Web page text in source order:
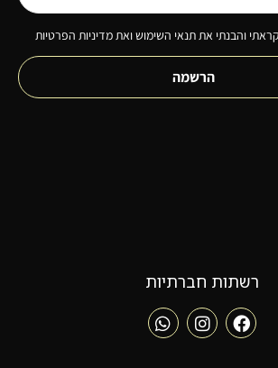
והבנתי את תנאי השימוש ואת מדיניות הפרטיות
הרשמה
רשתות חברתיות